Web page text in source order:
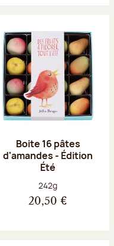
Boite 16 pâtes
d'amandes - Édition
Été
Poids net :
242g
20,50 €